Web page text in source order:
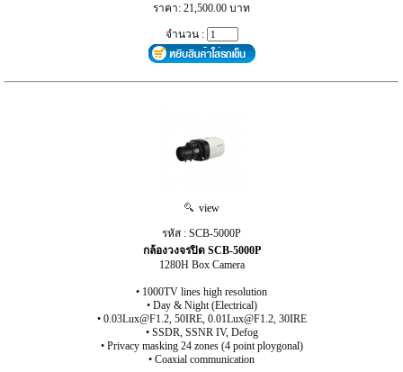
ราคา: 21,500.00 บาท
จำนวน :
view
รหัส : SCB-5000P
กล้องวงจรปิด SCB-5000P
1280H Box Camera
• 1000TV lines high resolution
• Day & Night (Electrical)
• 0.03Lux@F1.2, 50IRE, 0.01Lux@F1.2, 30IRE
• SSDR, SSNR IV, Defog
• Privacy masking 24 zones (4 point ploygonal)
• Coaxial communication